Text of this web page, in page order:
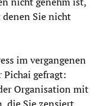
Sie nicht
im vergangenen
Pichai gefragt:
Organisation mit